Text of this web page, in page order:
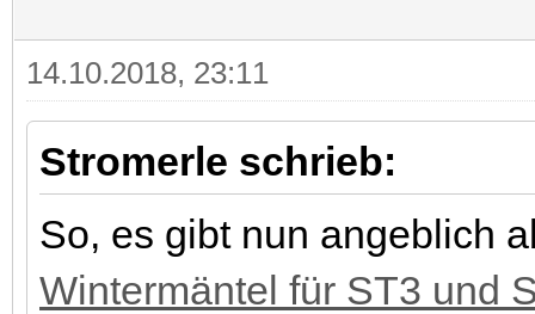
14.10.2018, 23:11
Stromerle schrieb:
So, es gibt nun angeblich
Wintermäntel für ST3 und